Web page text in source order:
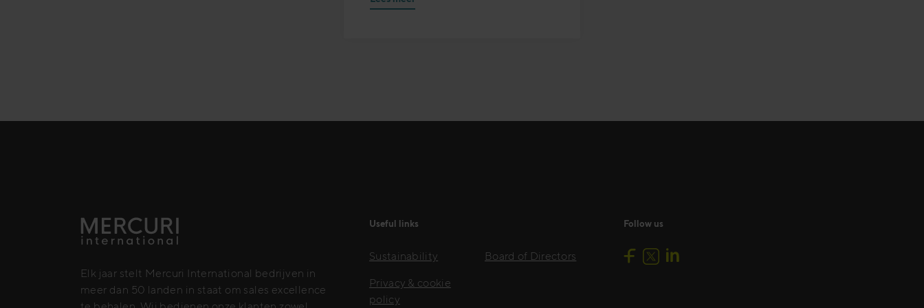
Elk jaar stelt Mercuri International bedrijven in
meer dan 50 landen in staat om sales excellence
Useful links
Sustainability
Privacy & cookie
policy
Board of Directors
Follow us